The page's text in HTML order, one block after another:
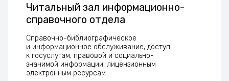
Читальный зал информационно-
справочного отдела
Справочно-библиографическое
и информационное обслуживание, доступ
к госуслугам, правовой и социально-
значимой информации, лицензионным
электронным ресурсам